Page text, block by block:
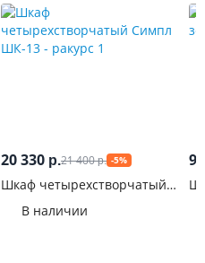
20 330 р.21 400р. -5%
Шкаф четырехстворчатый
В наличии
9